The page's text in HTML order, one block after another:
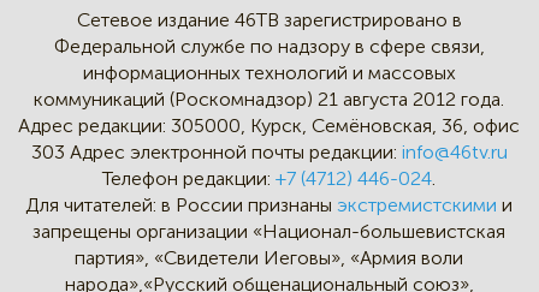
Сетевое издание 46ТВ зарегистрировано в
Федеральной службе по надзору в сфере связи,
информационных технологий и массовых
коммуникаций (Роскомнадзор) 21 августа 2012 года.
Адрес редакции: 305000, Курск, Семёновская, 36, офис
303 Адрес электронной почты редакции: info@46tv.ru
Телефон редакции: +7 (4712) 446-024
Для читателей: в России признаныэкстремистскими и
запрещены организации «Национал-большевистская
партия», «Свидетели Иеговы», «Армия воли
народа»,«Русский общенациональный союз»,